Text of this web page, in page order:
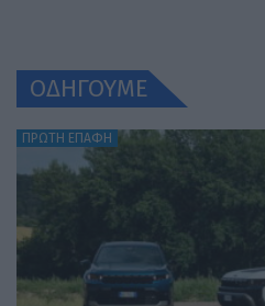
ΟΔΗΓΟΥΜΕ
ΠΡΩΤΗ ΕΠΑΦΗ